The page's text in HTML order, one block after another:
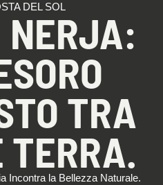
DEL SOL
NERJA:
TRA
TERRA.
Incontra la Bellezza Naturale.